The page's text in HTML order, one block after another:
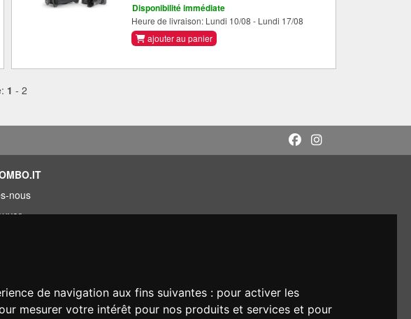
de navigation aux fins suivantes : pour activer les
mesurer votre intérêt pour nos produits et services et pour
Disponibilité immédiate
Heure de livraison: Lundi 10/08 - Lundi 17/08
ajouter au panier
1 - 2
nous